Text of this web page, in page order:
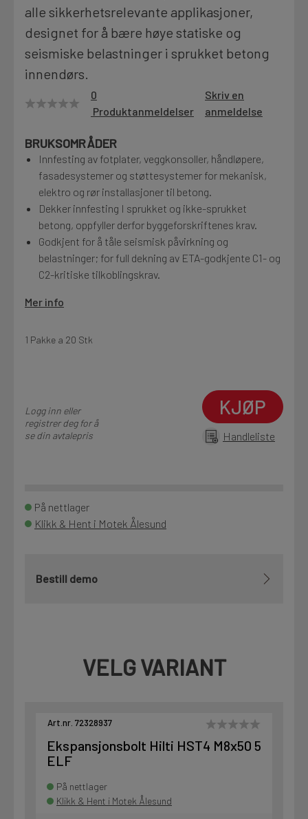
Finn butikk
Kontakt og åpningstider
Kontakt
Fra rådgivning til sporing av ordre
Kampanjer
Kvalitetsprodukter til ekstra gode priser
Produktnyheter
Siste nytt om dine favorittprodukter
alle sikkerhetsrelevante applikasjoner,
designet for å bære høye statiske og
seismiske belastninger i sprukket betong
innendørs.
0
Produktanmeldelser
Skriv en
anmeldelse
BRUKSOMRÅDER
Innfesting av fotplater, veggkonsoller, håndløpere,
fasadesystemer og støttesystemer for mekanisk,
elektro og rør installasjoner til betong.
Dekker innfesting I sprukket og ikke-sprukket
betong, oppfyller derfor byggeforskriftenes krav.
Godkjent for å tåle seismisk påvirkning og
belastninger; for full dekning av ETA-godkjente C1- og
C2-kritiske tilkoblingskrav.
Mer info
1 Pakke a 20 Stk
Logg inn eller
registrer deg for å
se din avtalepris
KJØP
Handleliste
På nettlager
Klikk & Hent i Motek Ålesund
Bestill demo
VELG VARIANT
Art.nr. 72328937
Ekspansjonsbolt Hilti HST4 M8x50 5
ELF
På nettlager
Klikk & Hent i Motek Ålesund